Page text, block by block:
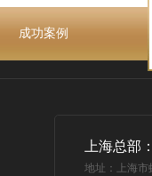
成功案例
上海总部
地址：上海